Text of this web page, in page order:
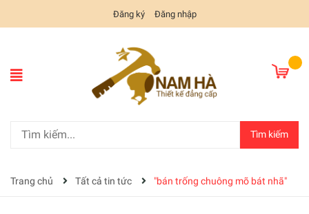
Đăng ký Đăng nhập
Tìm kiếm
Trang chủ Tất cả tin tức "bán trống chuông mõ bát nhã"